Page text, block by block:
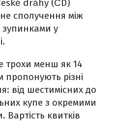
dráhy (ČD)
сполучення між
у
трохи менш як 14
різні
від шестимісних до
купе з окремими
квитків